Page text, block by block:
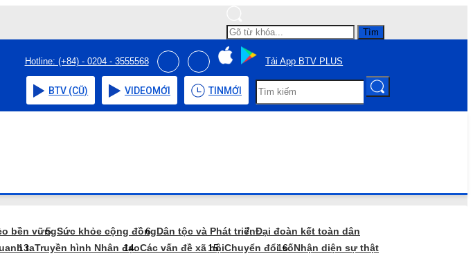
Tìm
Hotline: (+84) - 0204 - 3555568 Tải App BTV PLUS
BTV (CŨ) VIDEOMỚI TIN MỚI
bền vữngSức khỏe cộng đồngDân tộc và Phát triểnĐại đoàn kết toàn dân
taTruyền hình Nhân đạoCác vấn đề xã hộiChuyển đổi sốNhận diện sự thật